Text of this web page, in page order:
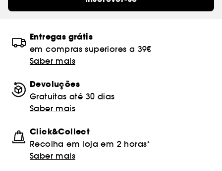
Entregas grátis
em compras superiores a 39€
Saber mais
Devoluções
Gratuitas até 30 dias
Saber mais
Click&Collect
Recolha em loja em 2 horas*
Saber mais